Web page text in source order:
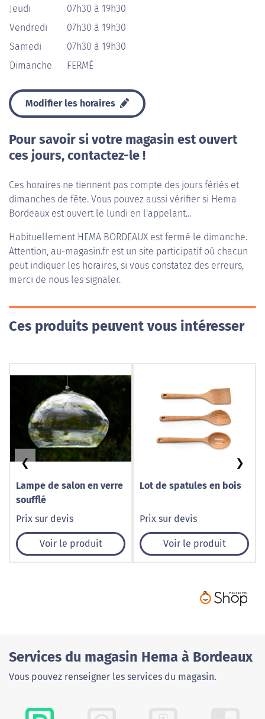
Jeudi
07h30 à 19h30
Vendredi
07h30 à 19h30
Samedi
07h30 à 19h30
Dimanche
FERMÉ
Modifier les horaires
Pour savoir si votre magasin est ouvert
ces jours, contactez-le !
Ces horaires ne tiennent pas compte des jours fériés et
dimanches de fête. Vous pouvez aussi vérifier si Hema
Bordeaux est ouvert le lundi en l'appelant...
Habituellement HEMA BORDEAUX est fermé le dimanche.
Attention, au-magasin.fr est un site participatif où chacun
peut indiquer les horaires, si vous constatez des erreurs,
merci de nous les signaler.
Ces produits peuvent vous intéresser
Lampe de salon en verre
soufflé
Prix sur devis
Voir le produit
Lot de spatules en bois
Prix sur devis
Voir le produit
❮ ❯
Services du magasin Hema à Bordeaux
Vous pouvez renseigner les services du magasin.